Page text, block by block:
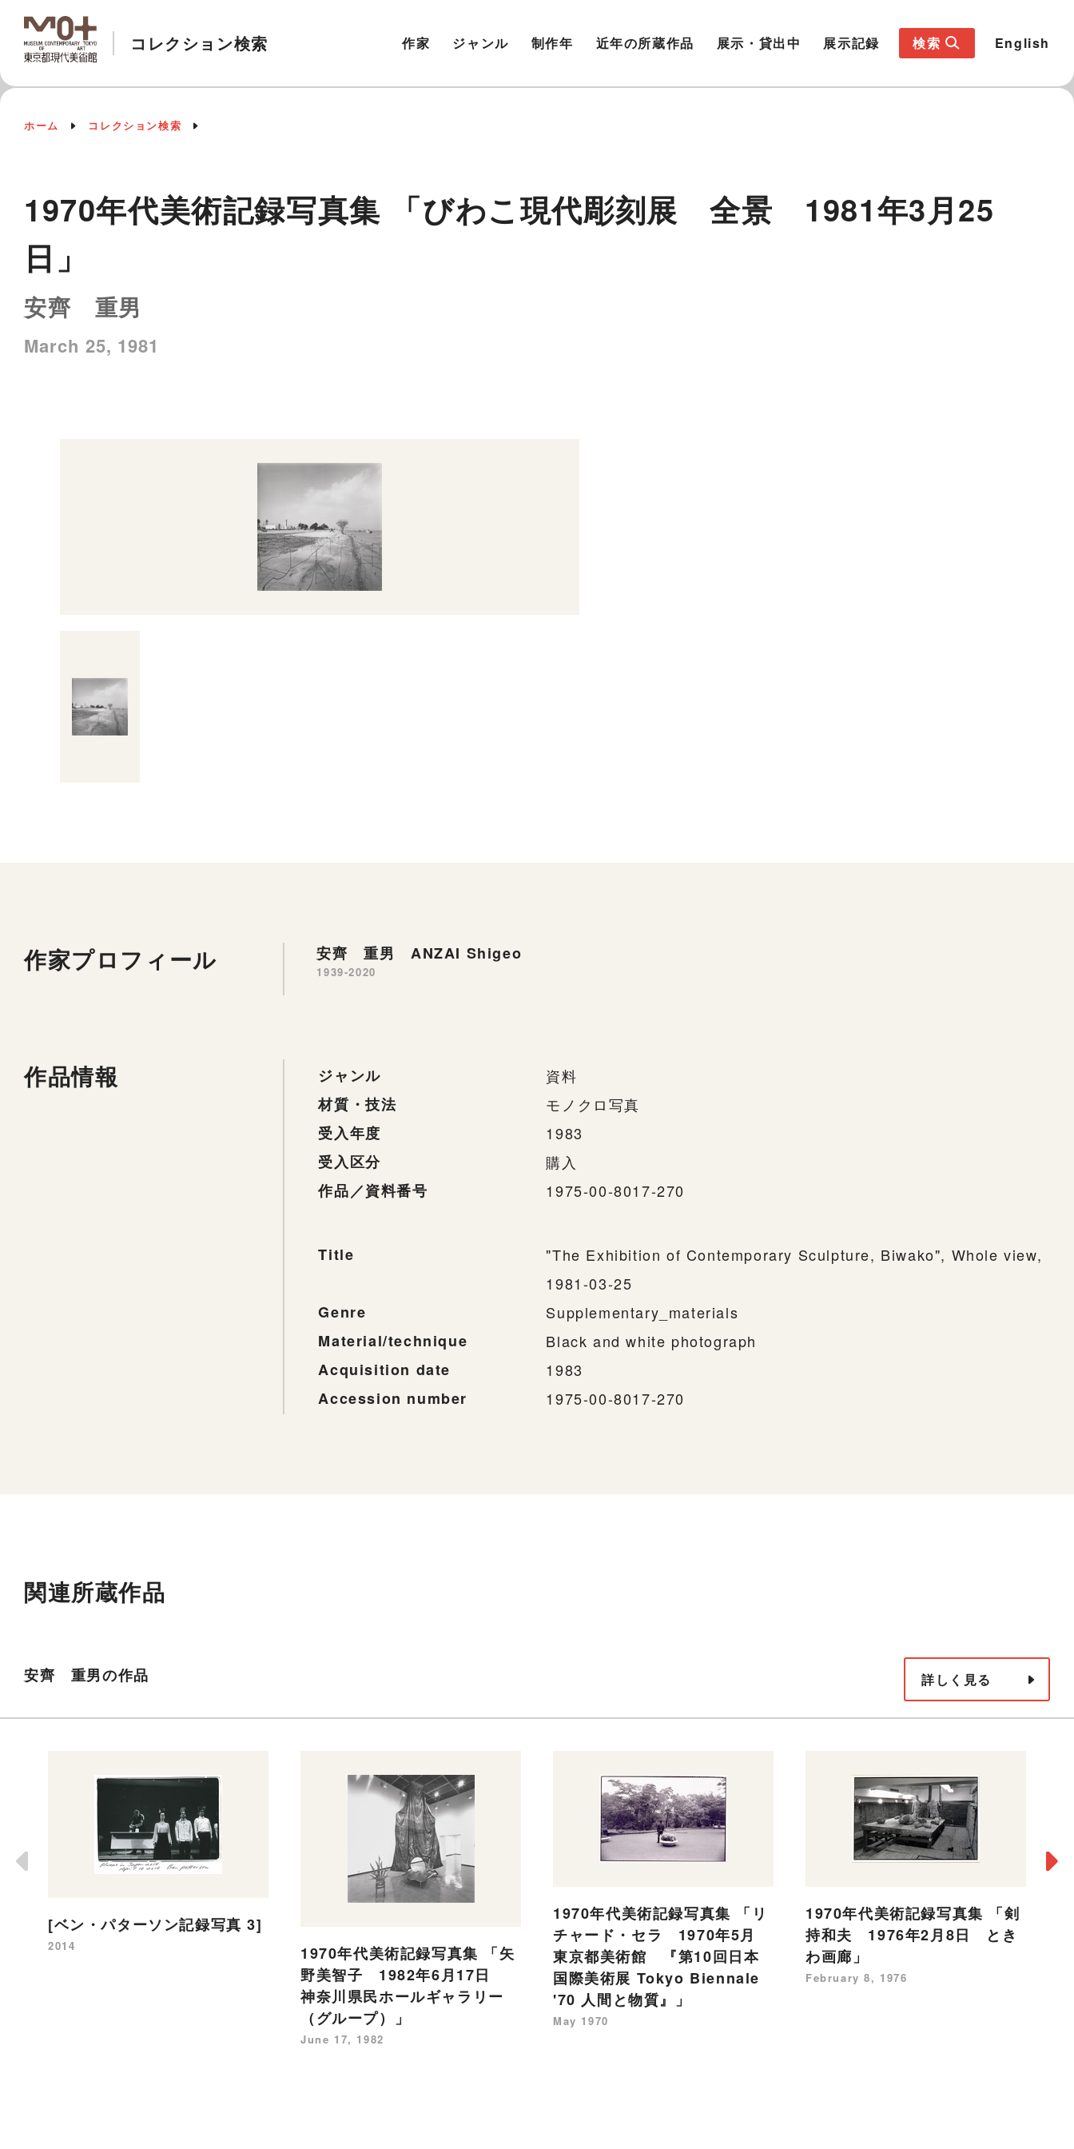
コレクション検索 作家 ジャンル 制作年 近年の所蔵作品 展示・貸出中 展示記録 検索 English
ホーム コレクション検索
1970年代美術記録写真集 「びわこ現代彫刻展 全景 1981年3月25
日」
安齊 重男
March 25, 1981
作家プロフィール 安齊 重男 ANZAI Shigeo
1939-2020
作品情報 ジャンル
資料
材質・技法
モノクロ写真
受入年度
1983
受入区分
購入
作品／資料番号
1975-00-8017-270
Title
"The Exhibition of Contemporary Sculpture, Biwako", Whole view,
1981-03-25
Genre
Supplementary_materials
Material/technique
Black and white photograph
Acquisition date
1983
Accession number
1975-00-8017-270
関連所蔵作品
安齊 重男の作品 詳しく見る
[ベン・パターソン記録写真 3]
2014
1970年代美術記録写真集 「矢
野美智子 1982年6月17日
神奈川県民ホールギャラリー
（グループ）」
June 17, 1982
1970年代美術記録写真集 「リ
チャード・セラ 1970年5月
東京都美術館 『第10回日本
国際美術展 Tokyo Biennale
'70 人間と物質』」
May 1970
1970年代美術記録写真集 「剣
持和夫 1976年2月8日 とき
わ画廊」
February 8, 1976